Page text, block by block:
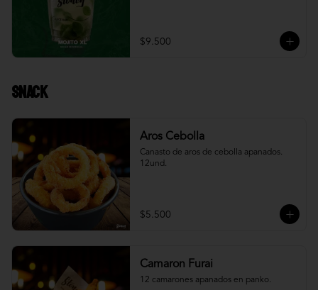
$9.500
Snack
Aros Cebolla
Canasto de aros de cebolla apanados.
12und.
$5.500
Camaron Furai
12 camarones apanados en panko.